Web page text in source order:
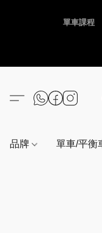
單車課程
品牌 單車/平衡